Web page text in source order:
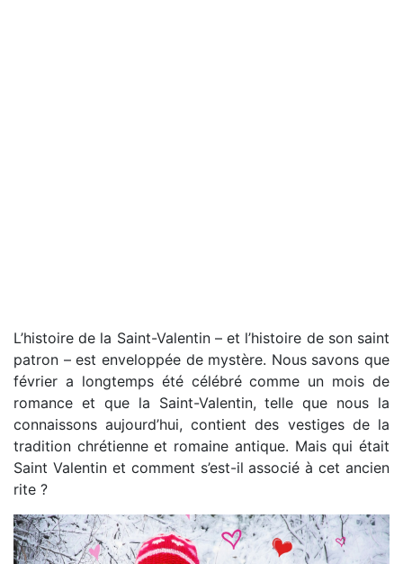
L’histoire de la Saint-Valentin – et l’histoire de son saint
patron – est enveloppée de mystère. Nous savons que
février a longtemps été célébré comme un mois de
romance et que la Saint-Valentin, telle que nous la
connaissons aujourd’hui, contient des vestiges de la
tradition chrétienne et romaine antique. Mais qui était
Saint Valentin et comment s’est-il associé à cet ancien
rite ?